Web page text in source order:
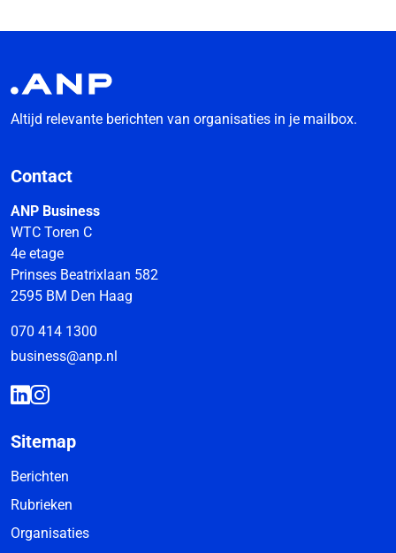
Altijd relevante berichten van organisaties in je mailbox.
Contact
ANP Business
WTC Toren C
4e etage
Prinses Beatrixlaan 582
2595 BM Den Haag
070 414 1300
business@anp.nl
Sitemap
Berichten
Rubrieken
Organisaties